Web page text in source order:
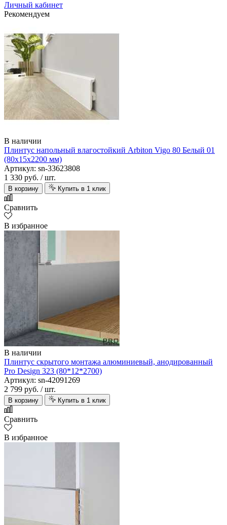
Личный кабинет
Рекомендуем
В наличии
Плинтус напольный влагостойкий Arbiton Vigo 80 Белый 01
(80х15х2200 мм)
Артикул: sn-33623808
1 330 руб. / шт.
В корзину Купить в 1 клик
Сравнить
В избранное
В наличии
Плинтус скрытого монтажа алюминиевый, анодированный
Pro Design 323 (80*12*2700)
Артикул: sn-42091269
2 799 руб. / шт.
В корзину Купить в 1 клик
Сравнить
В избранное